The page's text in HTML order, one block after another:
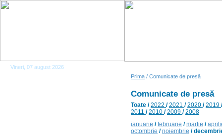
Vineri, 07 august 2026
Prima / Comunicate de presă
Comunicate de presă
Toate /2022 /2021 /2020 /2019
2011 /2010 /2009 /2008
ianuarie /februarie /martie /
octombrie /noiembrie /